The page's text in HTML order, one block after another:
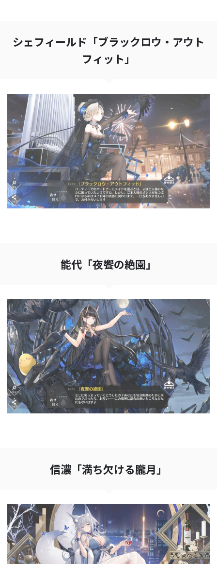
シェフィールド「ブラックロウ・アウト
フィット」
能代「夜饗の絶園」
信濃「満ち欠ける朧月」